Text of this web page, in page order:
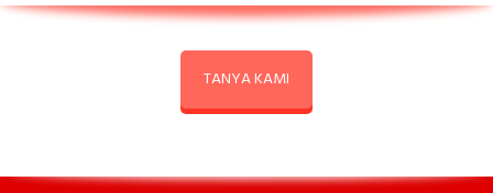
TANYA KAMI